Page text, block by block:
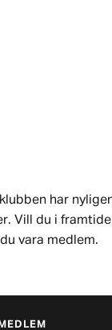
har
Vill du i
vara medlem.